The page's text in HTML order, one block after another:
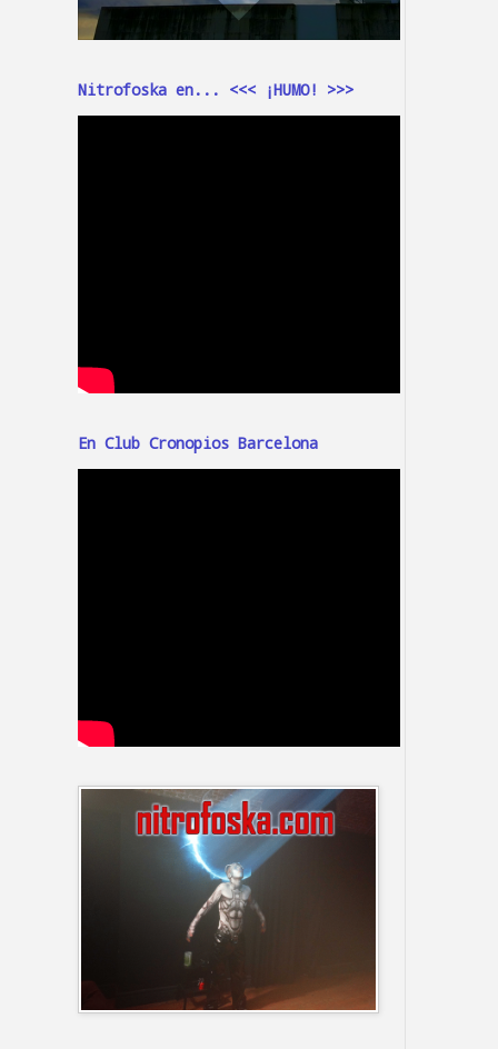
Nitrofoska en... <<< ¡HUMO! >>>
En Club Cronopios Barcelona